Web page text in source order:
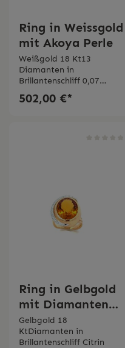
Ring in Weissgold
mit Akoya Perle
Weißgold 18 Kt13
Diamanten in
Brillantenschliff 0,07
ct Akoya Perle
502,00 €*
Ring in Gelbgold
mit Diamanten
und Citrin
Gelbgold 18
KtDiamanten in
Brillantenschliff Citrin